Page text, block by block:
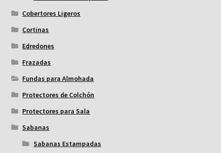
Cobertores Ligeros
Cortinas
Edredones
Frazadas
Fundas para Almohada
Protectores de Colchón
Protectores para Sala
Sabanas
Sabanas Estampadas